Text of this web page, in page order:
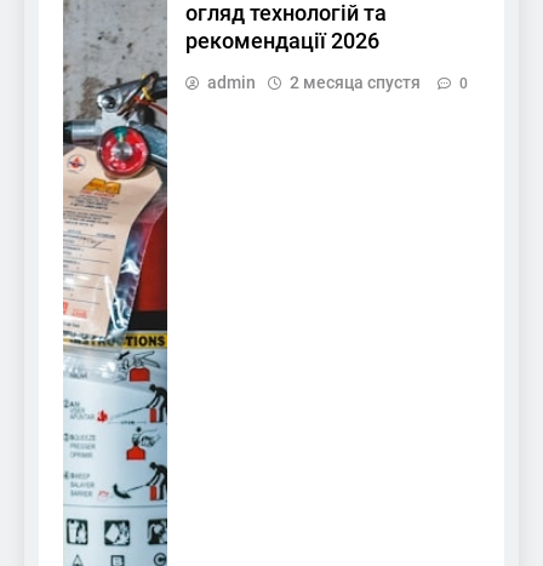
огляд технологій та
рекомендації 2026
admin 2 месяца спустя 0